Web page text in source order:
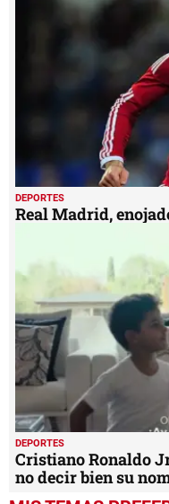
DEPORTES
Real Madrid,
DEPORTES
Cristiano Ronaldo
no decir bien su